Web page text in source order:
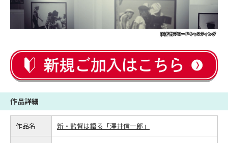
作品詳細
作品名 新・監督は語る「澤井信一郎」